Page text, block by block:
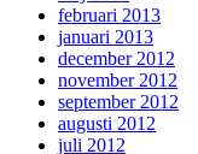
februari 2013
januari 2013
december 2012
november 2012
september 2012
augusti 2012
juli 2012